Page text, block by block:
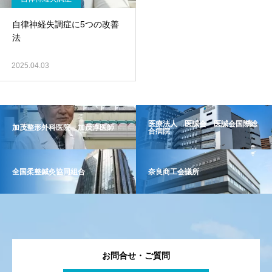
自律神経失調症に5つの改善
法
2025.04.03
加茂整形外科医院 加茂淳医師
医療法人 医誠会 医誠会国際総
合病院
全国柔整鍼灸協同組合 奈良商工会議所
お問合せ・ご質問